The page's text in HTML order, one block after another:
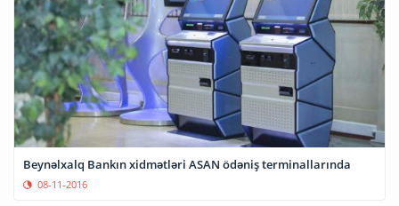
Beynəlxalq Bankın xidmətləri ASAN ödəniş terminallarında
08-11-2016